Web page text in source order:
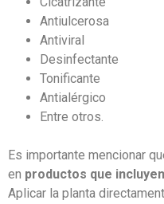
Antiulcerosa
Antiviral
Desinfectante
Tonificante
Antialérgico
Entre otros.
Es importante mencionar
en productos que
Aplicar la planta